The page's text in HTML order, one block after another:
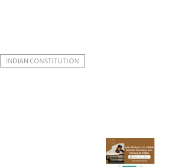
INDIAN CONSTITUTION